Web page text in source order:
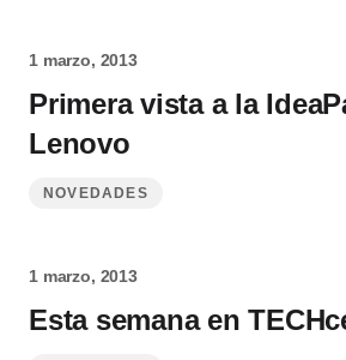
1 marzo, 2013
Primera vista a la
Lenovo
NOVEDADES
1 marzo, 2013
Esta semana en